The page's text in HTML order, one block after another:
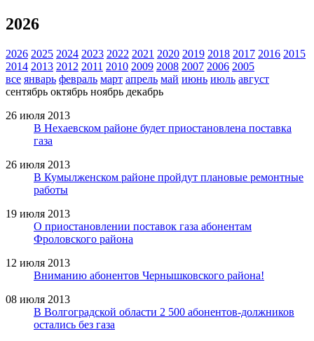
2026
2026 2025 2024 2023 2022 2021 2020 2019 2018 2017 2016 2015
2014 2013 2012 2011 2010 2009 2008 2007 2006 2005
все январь февраль март апрель май июнь июль август
сентябрь октябрь ноябрь декабрь
26 июля 2013
В Нехаевском районе будет приостановлена поставка
газа
26 июля 2013
В Кумылженском районе пройдут плановые ремонтные
работы
19 июля 2013
О приостановлении поставок газа абонентам
Фроловского района
12 июля 2013
Вниманию абонентов Чернышковского района!
08 июля 2013
В Волгоградской области 2 500 абонентов-должников
остались без газа